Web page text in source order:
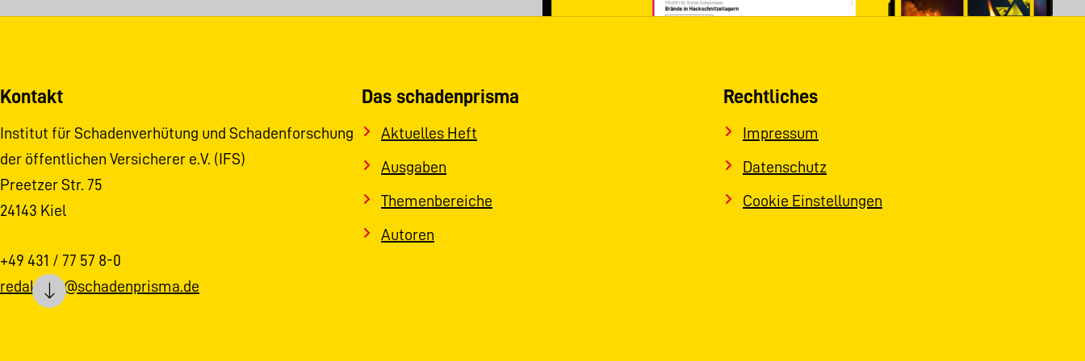
Kontakt
Institut für Schadenverhütung und Schadenforschung
der öffentlichen Versicherer e.V. (IFS)
Preetzer Str. 75
24143 Kiel
+49 431 / 77 57 8-0
redaktion@schadenprisma.de
Das schadenprisma
Aktuelles Heft
Ausgaben
Themenbereiche
Autoren
Rechtliches
Impressum
Datenschutz
Cookie Einstellungen